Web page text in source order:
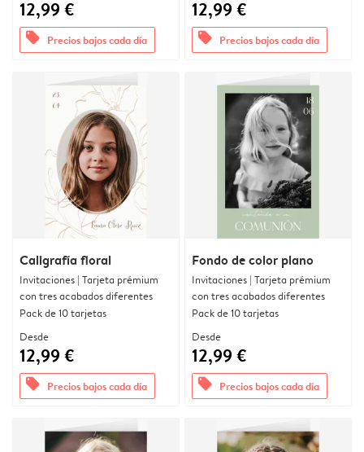
12,99 €
offers Precios bajos cada día
12,99 €
offers Precios bajos cada día
Caligrafía floral
Invitaciones | Tarjeta prémium
con tres acabados diferentes
Pack de 10 tarjetas
Desde
12,99 €
offers Precios bajos cada día
Fondo de color plano
Invitaciones | Tarjeta prémium
con tres acabados diferentes
Pack de 10 tarjetas
Desde
12,99 €
offers Precios bajos cada día